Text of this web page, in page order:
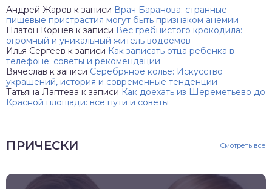
Андрей Жаров к записи Врач Баранова: странные
пищевые пристрастия могут быть признаком анемии
Платон Корнев к записи Вес гребнистого крокодила:
огромный и уникальный житель водоемов
Илья Сергеев к записи Как записать отца ребенка в
телефоне: советы и рекомендации
Вячеслав к записи Серебряное колье: Искусство
украшений, история и современные тенденции
Татьяна Лаптева к записи Как доехать из Шереметьево до
Красной площади: все пути и советы
ПРИЧЕСКИ Смотреть все